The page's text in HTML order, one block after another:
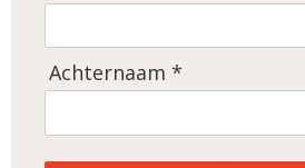
Achternaam *